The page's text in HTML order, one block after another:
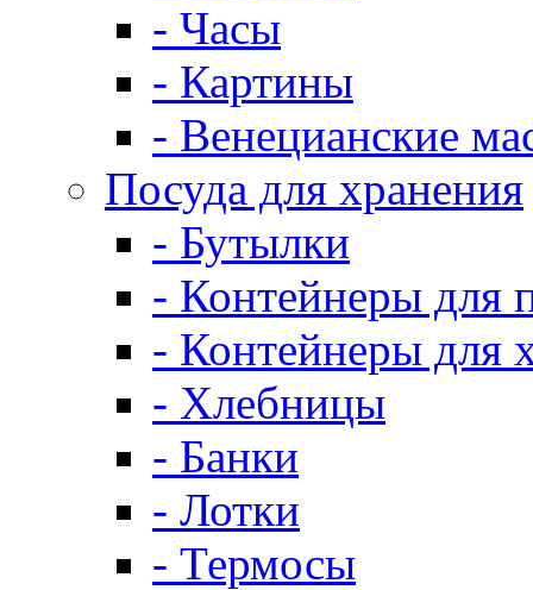
- Часы
- Картины
- Венецианские
Посуда для хранения
- Бутылки
- Контейнеры для
- Контейнеры для
- Хлебницы
- Банки
- Лотки
- Термосы